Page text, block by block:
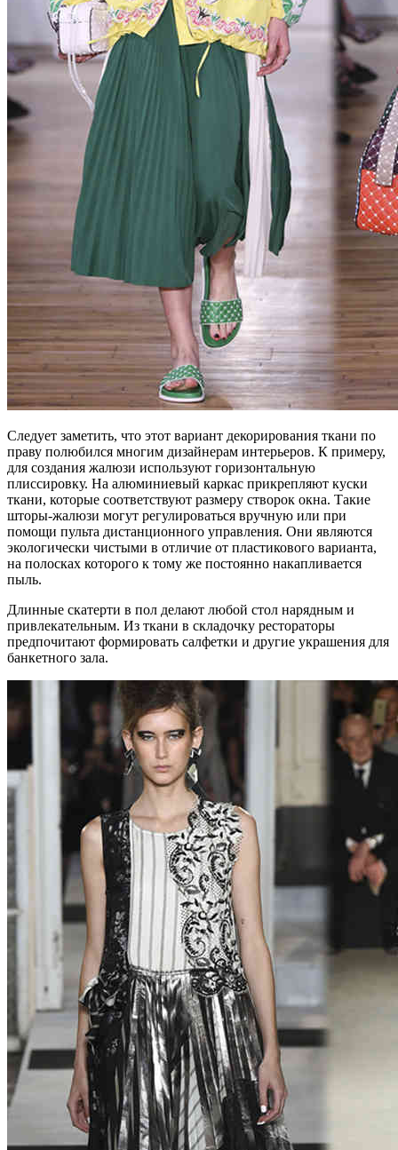
Следует заметить, что этот вариант декорирования ткани по
праву полюбился многим дизайнерам интерьеров. К примеру,
для создания жалюзи используют горизонтальную
плиссировку. На алюминиевый каркас прикрепляют куски
ткани, которые соответствуют размеру створок окна. Такие
шторы-жалюзи могут регулироваться вручную или при
помощи пульта дистанционного управления. Они являются
экологически чистыми в отличие от пластикового варианта,
на полосках которого к тому же постоянно накапливается
пыль.
Длинные скатерти в пол делают любой стол нарядным и
привлекательным. Из ткани в складочку рестораторы
предпочитают формировать салфетки и другие украшения для
банкетного зала.